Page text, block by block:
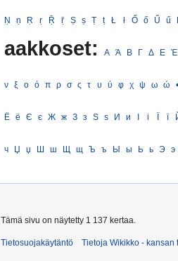
Ṇ ṇ Ṛ ṛ Ṝ ṝ Ṣ ṣ Ṭ ṭ Ł ł Ő ő Ű ű
aakkoset: Α Ά Β Γ Δ Ε Έ
ν ξ ο ό π ρ σ ς τ υ ύ φ χ ψ ω ώ •
Ё ё Є є Ж ж З з Ѕ ѕ И и І і Ї ї
ч Џ џ Ш ш Щ щ Ъ ъ Ы ы Ь ь Э э
Tämä sivu on näytetty 1 137 kertaa.
Tietosuojakäytäntö Tietoja Wikikko - kansan